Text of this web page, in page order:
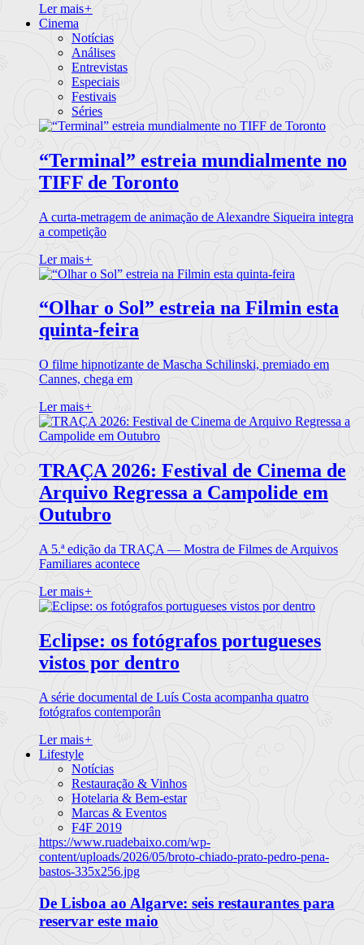
Ler mais+
Cinema
Notícias
Análises
Entrevistas
Especiais
Festivais
Séries
“Terminal” estreia mundialmente no
TIFF de Toronto
A curta-metragem de animação de Alexandre Siqueira integra
a competição
Ler mais+
“Olhar o Sol” estreia na Filmin esta
quinta-feira
O filme hipnotizante de Mascha Schilinski, premiado em
Cannes, chega em
Ler mais+
TRAÇA 2026: Festival de Cinema de
Arquivo Regressa a Campolide em
Outubro
A 5.ª edição da TRAÇA — Mostra de Filmes de Arquivos
Familiares acontece
Ler mais+
Eclipse: os fotógrafos portugueses
vistos por dentro
A série documental de Luís Costa acompanha quatro
fotógrafos contemporân
Ler mais+
Lifestyle
Notícias
Restauração & Vinhos
Hotelaria & Bem-estar
Marcas & Eventos
F4F 2019
https://www.ruadebaixo.com/wp-
content/uploads/2026/05/broto-chiado-prato-pedro-pena-
bastos-335x256.jpg
De Lisboa ao Algarve: seis restaurantes para
reservar este maio